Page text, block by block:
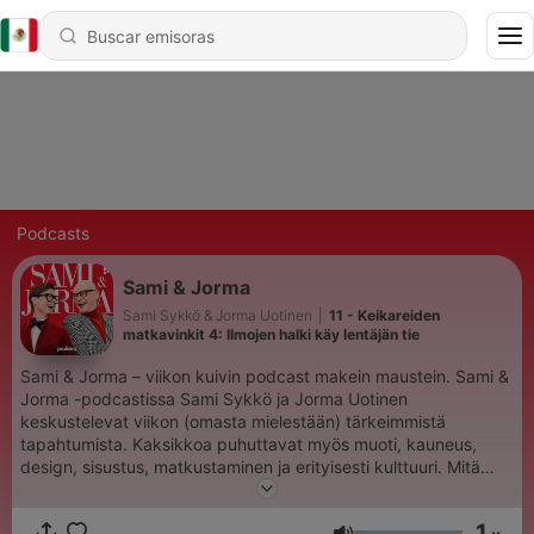
Podcasts
Sami & Jorma
Sami Sykkö & Jorma Uotinen
11 - Keikareiden
matkavinkit 4: Ilmojen halki käy lentäjän tie
Sami & Jorma – viikon kuivin podcast makein maustein. Sami &
Jorma -podcastissa Sami Sykkö ja Jorma Uotinen
keskustelevat viikon (omasta mielestään) tärkeimmistä
tapahtumista. Kaksikkoa puhuttavat myös muoti, kauneus,
design, sisustus, matkustaminen ja erityisesti kulttuuri. Mitä
paljastuu, kun Sami istuu Jorman rippituoliin? Mitä löytyy